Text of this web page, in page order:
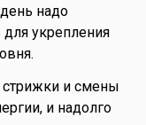
надо
укрепления
и смены
и надолго